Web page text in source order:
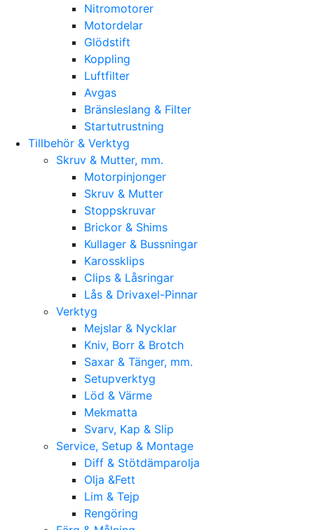
Nitromotorer
Motordelar
Glödstift
Koppling
Luftfilter
Avgas
Bränsleslang & Filter
Startutrustning
Tillbehör & Verktyg
Skruv & Mutter, mm.
Motorpinjonger
Skruv & Mutter
Stoppskruvar
Brickor & Shims
Kullager & Bussningar
Karossklips
Clips & Låsringar
Lås & Drivaxel-Pinnar
Verktyg
Mejslar & Nycklar
Kniv, Borr & Brotch
Saxar & Tänger, mm.
Setupverktyg
Löd & Värme
Mekmatta
Svarv, Kap & Slip
Service, Setup & Montage
Diff & Stötdämparolja
Olja &Fett
Lim & Tejp
Rengöring